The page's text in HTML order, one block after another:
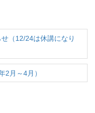
（12/24は休講になり
2月～4月）